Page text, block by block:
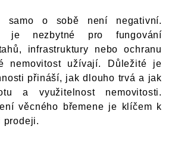
samo o sobě není negativní.
je nezbytné pro fungování
infrastruktury nebo ochranu
nemovitost užívají. Důležité je
přináší, jak dlouho trvá a jak
a využitelnost nemovitosti.
věcného břemene je klíčem k
prodeji.